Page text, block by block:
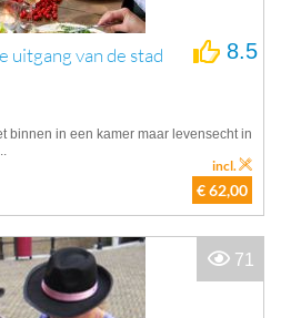
uitgang van de stad 8.5
binnen in een kamer maar levensecht in
€ 62,00
incl.
71